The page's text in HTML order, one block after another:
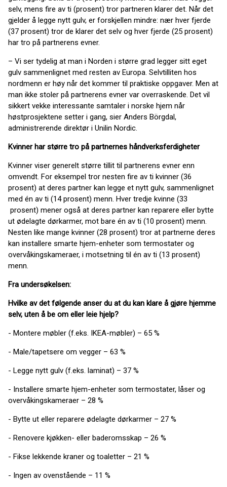
selv, mens fire av ti (prosent) tror partneren klarer det. Når det
gjelder å legge nytt gulv, er forskjellen mindre: nær hver fjerde
(37 prosent) tror de klarer det selv og hver fjerde (25 prosent)
har tro på partnerens evner.
– Vi ser tydelig at man i Norden i større grad legger sitt eget
gulv sammenlignet med resten av Europa. Selvtilliten hos
nordmenn er høy når det kommer til praktiske oppgaver. Men at
man ikke stoler på partnerens evner var overraskende. Det vil
sikkert vekke interessante samtaler i norske hjem når
høstprosjektene setter i gang, sier Anders Börgdal,
administrerende direktør i Unilin Nordic.
Kvinner har større tro på partnernes håndverksferdigheter
Kvinner viser generelt større tillit til partnerens evner enn
omvendt. For eksempel tror nesten fire av ti kvinner (36
prosent) at deres partner kan legge et nytt gulv, sammenlignet
med én av ti (14 prosent) menn. Hver tredje kvinne (33
prosent) mener også at deres partner kan reparere eller bytte
ut ødelagte dørkarmer, mot bare én av ti (10 prosent) menn.
Nesten like mange kvinner (28 prosent) tror at partnerne deres
kan installere smarte hjem-enheter som termostater og
overvåkingskameraer, i motsetning til én av ti (13 prosent)
menn.
Fra undersøkelsen:
Hvilke av det følgende anser du at du kan klare å gjøre hjemme
selv, uten å be om eller leie hjelp?
- Montere møbler (f.eks. IKEA-møbler) – 65 %
- Male/tapetsere om vegger – 63 %
- Legge nytt gulv (f.eks. laminat) – 37 %
- Installere smarte hjem-enheter som termostater, låser og
overvåkingskameraer – 28 %
- Bytte ut eller reparere ødelagte dørkarmer – 27 %
- Renovere kjøkken- eller baderomsskap – 26 %
- Fikse lekkende kraner og toaletter – 21 %
- Ingen av ovenstående – 11 %